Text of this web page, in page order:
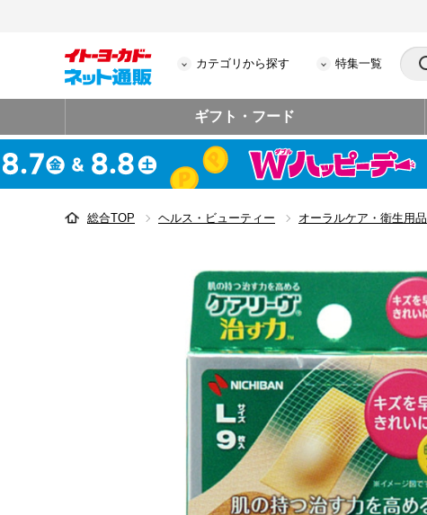
カテゴリから探す 特集一覧
ギフト・フード
総合TOP ヘルス・ビューティー オーラルケア・衛生用品